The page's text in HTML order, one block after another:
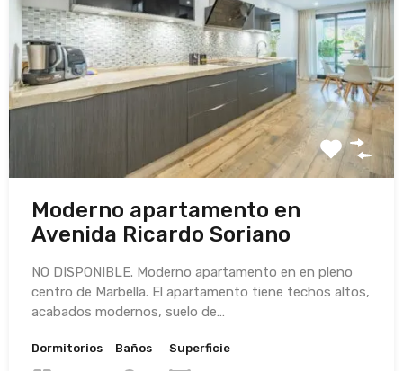
Moderno apartamento en
Avenida Ricardo Soriano
NO DISPONIBLE. Moderno apartamento en en pleno
centro de Marbella. El apartamento tiene techos altos,
acabados modernos, suelo de…
Dormitorios Baños Superficie